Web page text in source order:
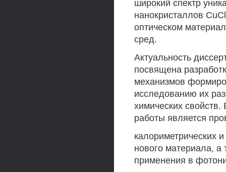
широкий спектр
нанокристаллов
оптическом
сред.
Актуальность
посвящена
механизмов
исследованию их
химических свойств.
работы является
калориметрических
нового материала, а
применения в